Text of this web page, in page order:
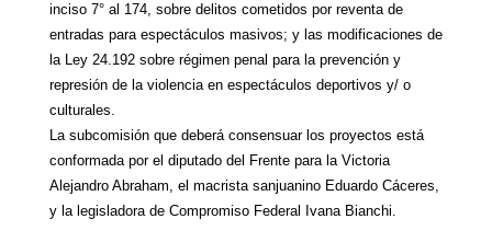
inciso 7° al 174, sobre delitos cometidos por reventa de
entradas para espectáculos masivos; y las modificaciones de
la Ley 24.192 sobre régimen penal para la prevención y
represión de la violencia en espectáculos deportivos y/ o
culturales.
La subcomisión que deberá consensuar los proyectos está
conformada por el diputado del Frente para la Victoria
Alejandro Abraham, el macrista sanjuanino Eduardo Cáceres,
y la legisladora de Compromiso Federal Ivana Bianchi.